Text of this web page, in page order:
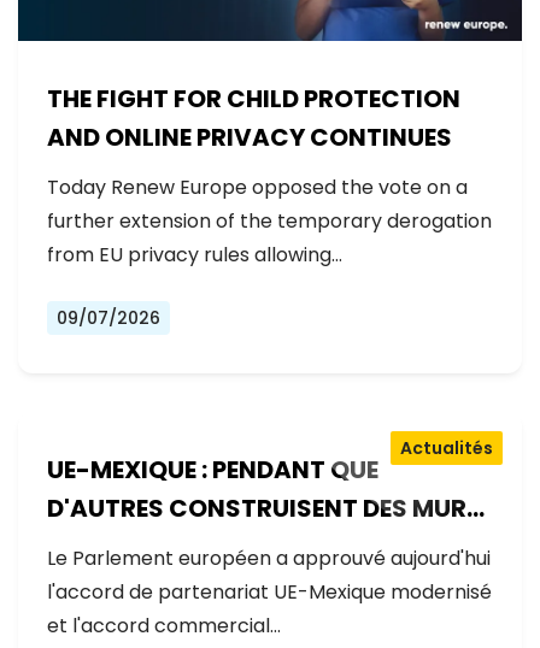
THE FIGHT FOR CHILD PROTECTION
AND ONLINE PRIVACY CONTINUES
Today Renew Europe opposed the vote on a
further extension of the temporary derogation
from EU privacy rules allowing…
09/07/2026
UE-MEXIQUE : PENDANT QUE
D'AUTRES CONSTRUISENT DES MURS,
L'EUROPE CONSTRUIT DES PONTS
Actualités
Le Parlement européen a approuvé aujourd'hui
l'accord de partenariat UE-Mexique modernisé
et l'accord commercial…